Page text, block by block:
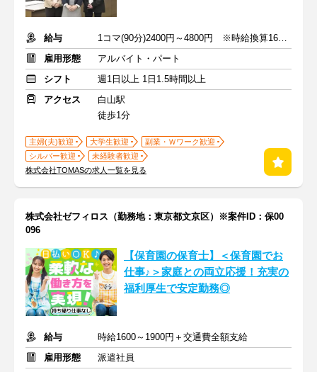
給与
1コマ(90分)2400円～4800円 ※時給換算1600円～3200円
雇用形態
アルバイト・パート
シフト
週1日以上 1日1.5時間以上
アクセス
白山駅
徒歩1分
主婦(夫)歓迎 大学生歓迎
副業・Ｗワーク歓迎
シルバー歓迎
未経験者歓迎
株式会社TOMASの求人一覧を見る
株式会社ゼフィロス（勤務地：東京都文京区）※案件ID：保00
096
【保育園の保育士】＜保育園でお
仕事♪＞家庭との両立応援！充実の
福利厚生で安定勤務◎
給与
時給1600～1900円＋交通費全額支給
雇用形態
派遣社員